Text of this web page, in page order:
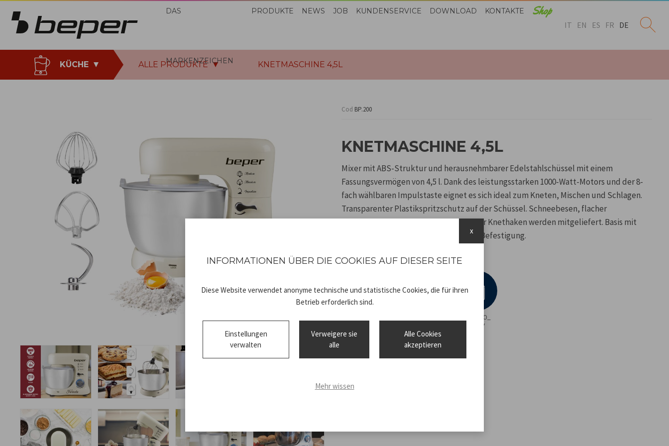
DAS
MARKENZEICHEN
PRODUKTE NEWS JOB KUNDENSERVICE DOWNLOAD KONTAKTE Shop
IT EN ES FR DE
KÜCHE ALLE PRODUKTE KNETMASCHINE 4,5L
Cod BP.200
KNETMASCHINE 4,5L
Mixer mit ABS-Struktur und herausnehmbarer Edelstahlschüssel mit einem
Fassungsvermögen von 4,5 l. Dank des leistungsstarken 1000-Watt-Motors und der 8-
fach wählbaren Impulstaste eignet es sich ideal zum Kneten, Mischen und Schlagen.
Transparenter Plastikspritzschutz auf der Schüssel. Schneebesen, flacher
Schneebesen und leicht austauschbarer Knethaken werden mitgeliefert. Basis mit
rutschfesten Saugnäpfen zur sicheren Befestigung.
BP.200_
ADV
INFORMATIONEN ÜBER DIE COOKIES AUF DIESER SEITE
Diese Website verwendet anonyme technische und statistische Cookies, die für ihren
Betrieb erforderlich sind.
Einstellungen
verwalten
Verweigere sie
alle
Alle Cookies
akzeptieren
Mehr wissen
x